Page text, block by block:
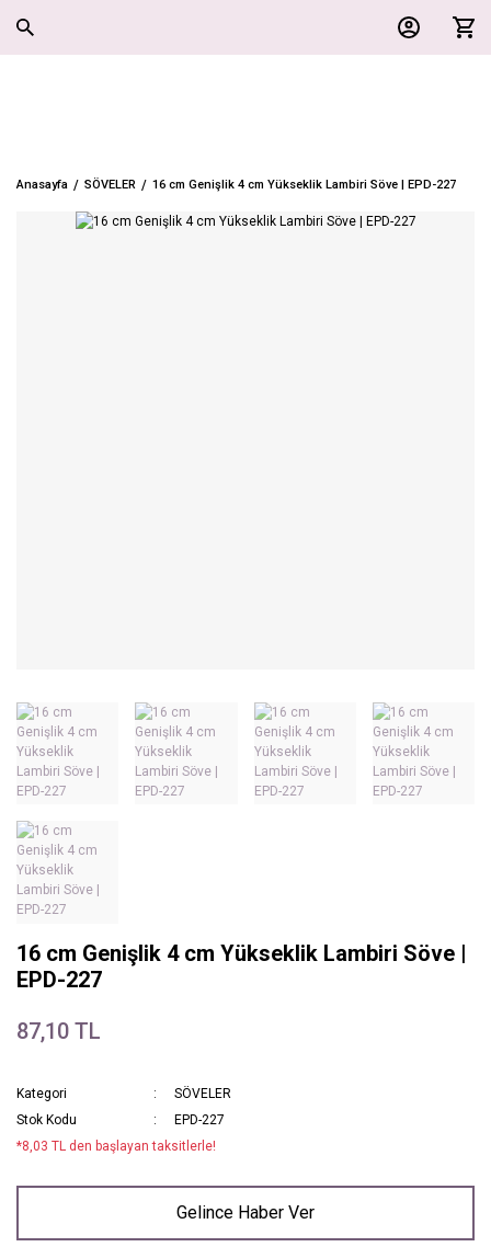
Anasayfa SÖVELER 16 cm Genişlik 4 cm Yükseklik Lambiri Söve | EPD-227
16 cm Genişlik 4 cm Yükseklik Lambiri Söve |
EPD-227
87,10 TL
Kategori
SÖVELER
Stok Kodu
EPD-227
*8,03 TL den başlayan taksitlerle!
Gelince Haber Ver